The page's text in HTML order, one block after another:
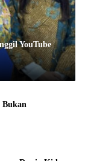
YouTube
Bukan